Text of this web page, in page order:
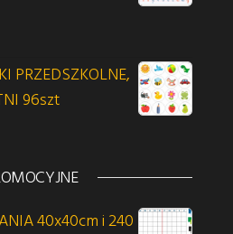
PRZEDSZKOLNE,
96szt
wynosiła: 70,00 zł.
cena wynosi: 60,00 zł.
40x40cm i 240